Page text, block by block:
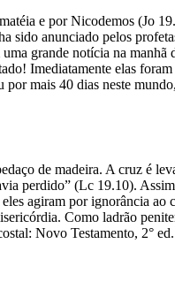
e por Nicodemos (Jo
sido anunciado pelos
grande notícia na
Imediatamente elas
mais 40 dias neste
de madeira. A cruz é
perdido” (Lc 19.10).
agiram por ignorância
Como ladrão
Novo Testamento, 2°